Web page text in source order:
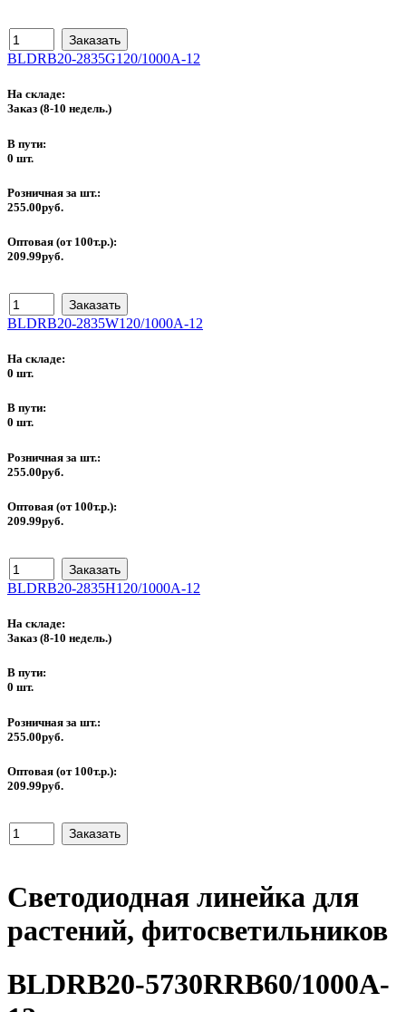
BLDRB20-2835G120/1000A-12
На складе:
Заказ (8-10 недель.)
В пути:
0 шт.
Розничная за шт.:
255.00руб.
Оптовая (от 100т.р.):
209.99руб.
BLDRB20-2835W120/1000A-12
На складе:
0 шт.
В пути:
0 шт.
Розничная за шт.:
255.00руб.
Оптовая (от 100т.р.):
209.99руб.
BLDRB20-2835H120/1000A-12
На складе:
Заказ (8-10 недель.)
В пути:
0 шт.
Розничная за шт.:
255.00руб.
Оптовая (от 100т.р.):
209.99руб.
Светодиодная линейка для
растений, фитосветильников
BLDRB20-5730RRB60/1000A-